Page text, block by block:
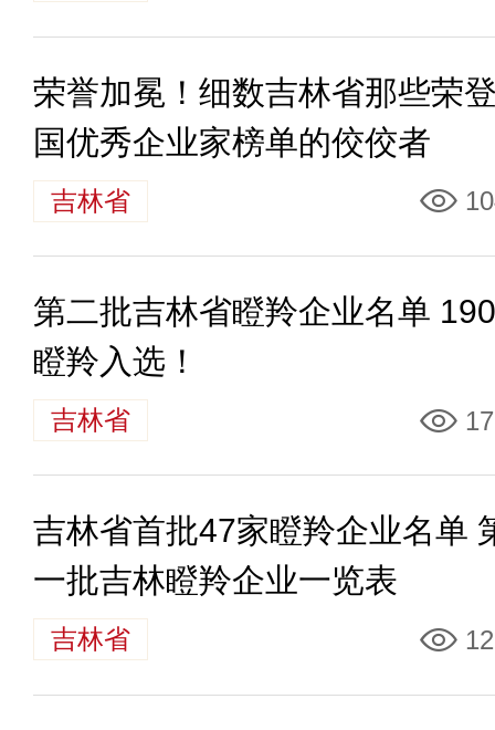
荣誉加冕！细数吉林省那些荣
国优秀企业家榜单的佼佼者
吉林省
第二批吉林省瞪羚企业名单
瞪羚入选！
吉林省
吉林省首批47家瞪羚企业名单
一批吉林瞪羚企业一览表
吉林省